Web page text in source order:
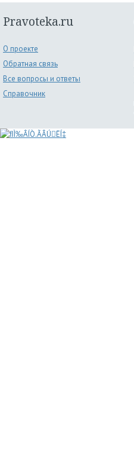
Pravoteka.ru
О проекте
Обратная связь
Все вопросы и ответы
Справочник